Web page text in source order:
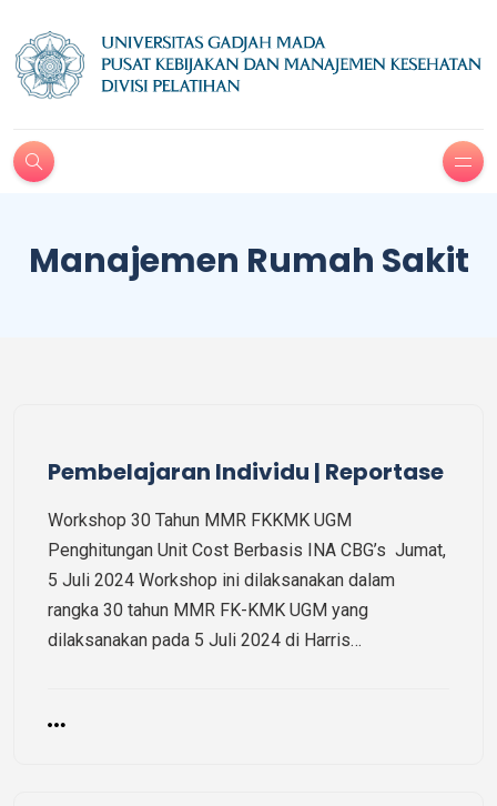
Manajemen Rumah Sakit
Pembelajaran Individu | Reportase
Workshop 30 Tahun MMR FKKMK UGM
Penghitungan Unit Cost Berbasis INA CBG’s Jumat,
5 Juli 2024 Workshop ini dilaksanakan dalam
rangka 30 tahun MMR FK-KMK UGM yang
dilaksanakan pada 5 Juli 2024 di Harris…